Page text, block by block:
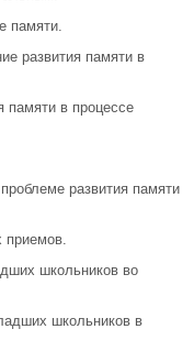
памяти.
развития памяти в
памяти в процессе
развития памяти
приемов.
школьников во
школьников в